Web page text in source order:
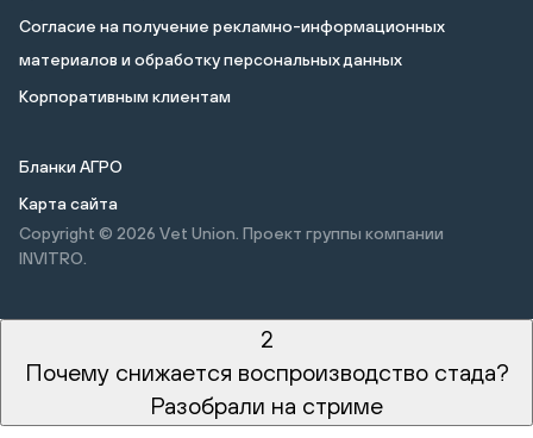
Cогласие на получение рекламно-информационных
материалов и обработку персональных данных
Корпоративным клиентам
Бланки АГРО
Карта сайта
Copyright © 2026 Vet Union. Проект группы компании
INVITRO.
2
Почему снижается воспроизводство стада?
Разобрали на стриме